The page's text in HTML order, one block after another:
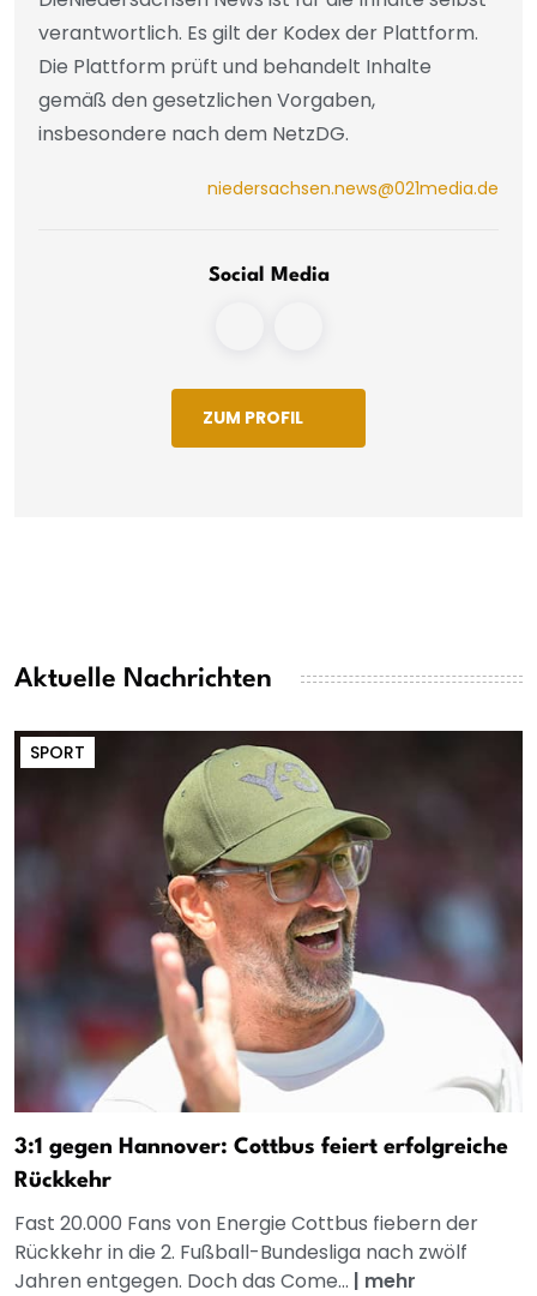
verantwortlich. Es gilt der Kodex der Plattform.
Die Plattform prüft und behandelt Inhalte
gemäß den gesetzlichen Vorgaben,
insbesondere nach dem NetzDG.
niedersachsen.news@021media.de
Social Media
ZUM PROFIL
Aktuelle Nachrichten
SPORT
3:1 gegen Hannover: Cottbus feiert erfolgreiche
Rückkehr
Fast 20.000 Fans von Energie Cottbus fiebern der
Rückkehr in die 2. Fußball-Bundesliga nach zwölf
Jahren entgegen. Doch das Come... | mehr